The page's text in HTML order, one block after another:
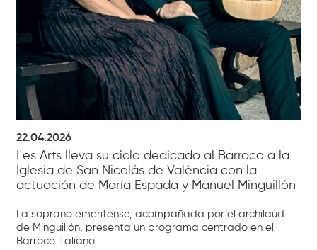
22.04.2026
Les Arts lleva su ciclo dedicado al Barroco a la
Iglesia de San Nicolás de València con la
actuación de María Espada y Manuel Minguillón
La soprano emeritense, acompañada por el archilaúd
de Minguillón, presenta un programa centrado en el
Barroco italiano